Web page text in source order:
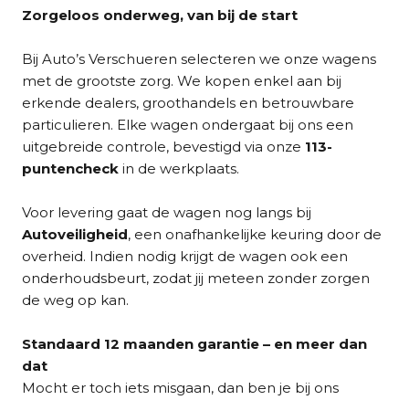
Zorgeloos onderweg, van bij de start
Bij Auto’s Verschueren selecteren we onze wagens
met de grootste zorg. We kopen enkel aan bij
erkende dealers, groothandels en betrouwbare
particulieren. Elke wagen ondergaat bij ons een
uitgebreide controle, bevestigd via onze 113-
puntencheck in de werkplaats.
Voor levering gaat de wagen nog langs bij
Autoveiligheid, een onafhankelijke keuring door de
overheid. Indien nodig krijgt de wagen ook een
onderhoudsbeurt, zodat jij meteen zonder zorgen
de weg op kan.
Standaard 12 maanden garantie – en meer dan
dat
Mocht er toch iets misgaan, dan ben je bij ons